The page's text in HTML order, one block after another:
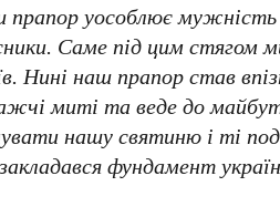
уособлює мужність
Саме під цим стягом
Нині наш прапор став
миті та веде до
нашу святиню і ті
фундамент